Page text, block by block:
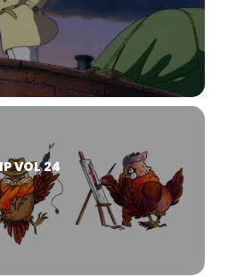
VOL 24